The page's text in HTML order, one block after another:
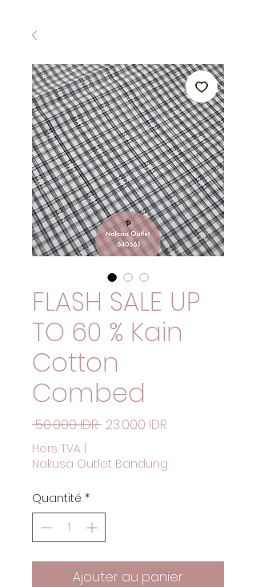
FLASH SALE UP
TO 60 % Kain
Cotton
Combed
50 000 IDR Prix original
23 000 IDR
Hors TVA
Nakusa Outlet Bandung
Quantité *
Ajouter au panier